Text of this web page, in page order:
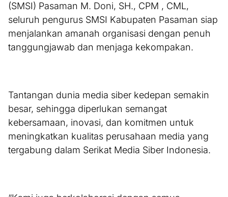
(SMSI) Pasaman M. Doni, SH., CPM , CML,
seluruh pengurus SMSI Kabupaten Pasaman siap
menjalankan amanah organisasi dengan penuh
tanggungjawab dan menjaga kekompakan.
Tantangan dunia media siber kedepan semakin
besar, sehingga diperlukan semangat
kebersamaan, inovasi, dan komitmen untuk
meningkatkan kualitas perusahaan media yang
tergabung dalam Serikat Media Siber Indonesia.